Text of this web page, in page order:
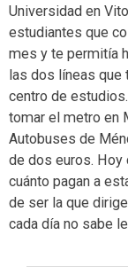
Universidad en
estudiantes que
mes y te permitía
las dos líneas que
centro de
tomar el metro en
Autobuses de
de dos euros. Hoy
cuánto pagan a
de ser la que
cada día no sabe